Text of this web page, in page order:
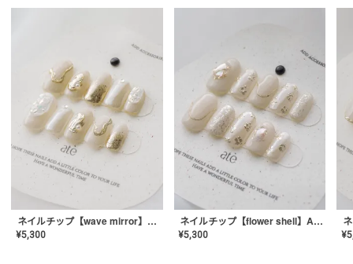
ネイルチップ【wave mirror】AE-CONA-04
¥5,300
ネイルチップ【flower shell】AE-CONA-03
¥5,300 ¥